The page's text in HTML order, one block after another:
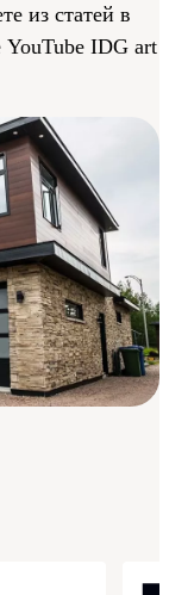
из статей в
YouTube IDG art